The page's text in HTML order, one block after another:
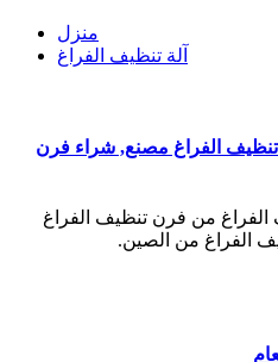
منزل
آلة تنظيف الفراغ
الفراغ مصنع, شراء فرن
من فرن تنظيف الفراغ
الفراغ من الصين.